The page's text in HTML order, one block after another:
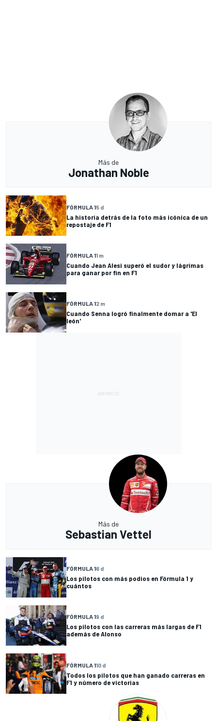
Más de
Jonathan Noble
FÓRMULA 15 d
La historia detrás de la foto más icónica de un
repostaje de F1
FÓRMULA 11 m
Cuando Jean Alesi superó el sudor y lágrimas
para ganar por fin en F1
FÓRMULA 12 m
Cuando Senna logró finalmente domar a 'El
león'
Más de
Sebastian Vettel
FÓRMULA 16 d
Los pilotos con más podios en Fórmula 1 y
cuántos
FÓRMULA 19 d
Los pilotos con las carreras más largas de F1
además de Alonso
FÓRMULA 110 d
Todos los pilotos que han ganado carreras en
F1 y número de victorias